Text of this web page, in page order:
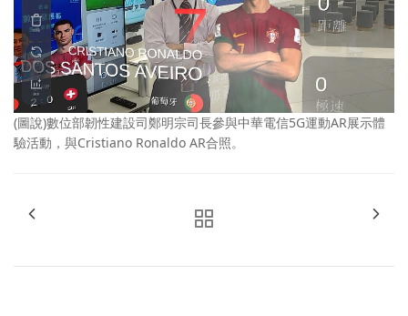
(圖說)數位部韌性建設司鄭明宗司長參與中華電信5G運動AR展示體
驗活動，與Cristiano Ronaldo AR合照。